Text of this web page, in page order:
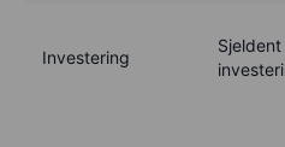
Investering